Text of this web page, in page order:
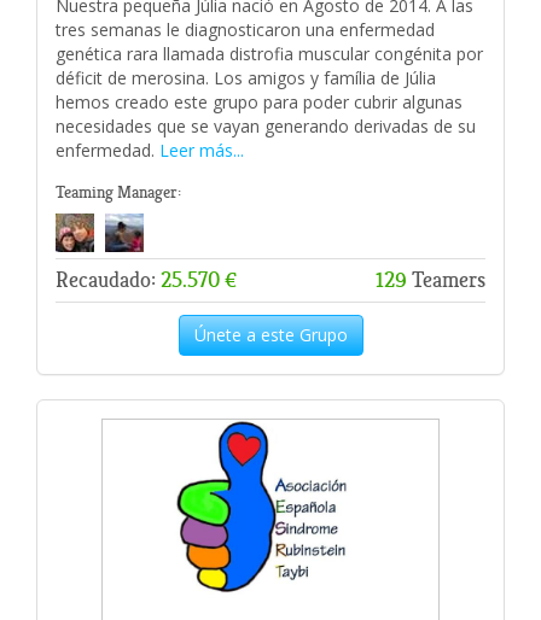
Nuestra pequeña Júlia nació en Agosto de 2014. A las
tres semanas le diagnosticaron una enfermedad
genética rara llamada distrofia muscular congénita por
déficit de merosina. Los amigos y família de Júlia
hemos creado este grupo para poder cubrir algunas
necesidades que se vayan generando derivadas de su
enfermedad. Leer más...
Teaming Manager:
Recaudado: 25.570 € 129 Teamers
Únete a este Grupo